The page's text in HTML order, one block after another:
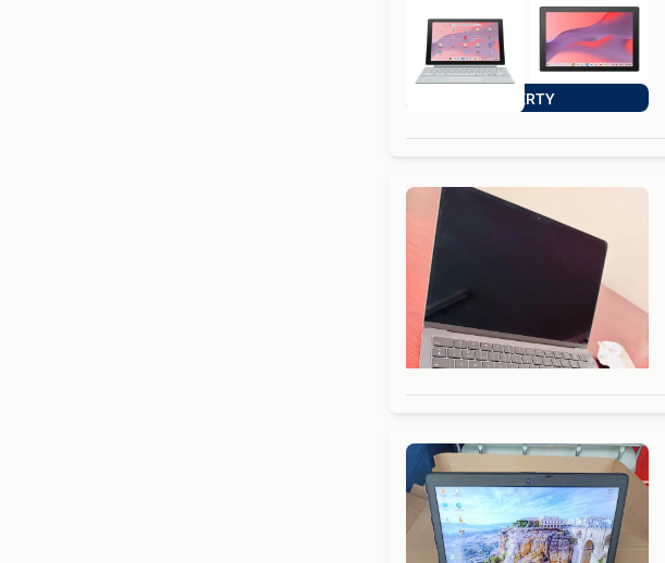
AZERTY